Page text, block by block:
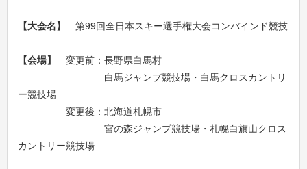
【大会名】 第99回全日本スキー選手権大会コンバインド競技
【会場】
変更前：長野県白馬村
白馬ジャンプ競技場・白馬クロスカントリ
ー競技場
変更後：北海道札幌市
宮の森ジャンプ競技場・札幌白旗山クロス
カントリー競技場